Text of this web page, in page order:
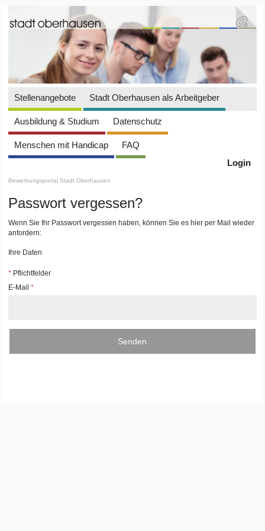
Stellenangebote Stadt Oberhausen als Arbeitgeber
Ausbildung & Studium Datenschutz
Menschen mit Handicap
FAQ
Login
Bewerbungsportal Stadt Oberhausen
Passwort vergessen?
Wenn Sie Ihr Passwort vergessen haben, können Sie es hier per Mail wieder
anfordern:
Ihre Daten
* Pflichtfelder
E-Mail*
Senden